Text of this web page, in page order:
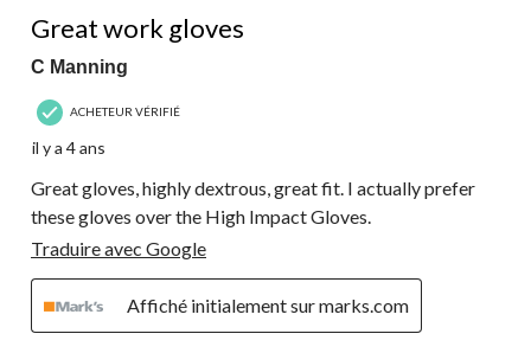
Great work gloves
C Manning
ACHETEUR VÉRIFIÉ
il y a 4 ans
Great gloves, highly dextrous, great fit. I actually prefer
these gloves over the High Impact Gloves.
Traduire avec Google
Affiché initialement sur marks.com